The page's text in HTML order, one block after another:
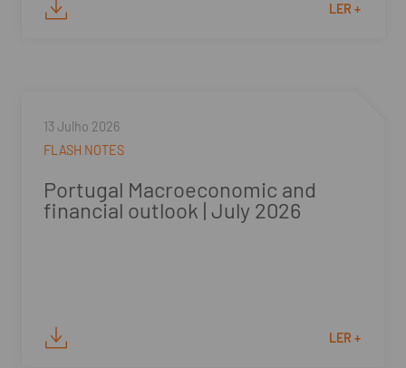
LER +
13 Julho 2026
FLASH NOTES
Portugal Macroeconomic and
financial outlook | July 2026
LER +